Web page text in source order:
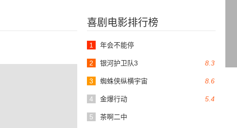
喜剧电影排行榜
1 年会不能停
8.3
2 银河护卫队3
8.6
3 蜘蛛侠纵横宇宙
5.4
4 金爆行动
5 茶啊二中